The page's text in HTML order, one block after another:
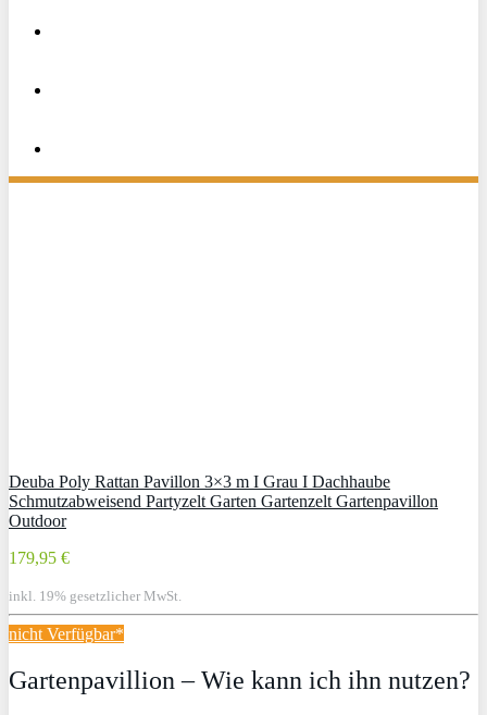
Deuba Poly Rattan Pavillon 3×3 m I Grau I Dachhaube
Schmutzabweisend Partyzelt Garten Gartenzelt Gartenpavillon
Outdoor
179,95 €
inkl. 19% gesetzlicher MwSt.
nicht Verfügbar*
Gartenpavillion – Wie kann ich ihn nutzen?